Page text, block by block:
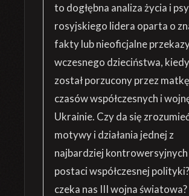
to dogłębna analiza życia i
rosyjskiego lidera oparta o
fakty lub nieoficjalne
wczesnego dzieciństwa, kiedy
został porzucony przez
czasów współczesnych i
Ukrainie. Czy da się
motywy i działania jednej z
najbardziej kontrowersyjnych
postaci współczesnej
czeka nas III wojna światowa?